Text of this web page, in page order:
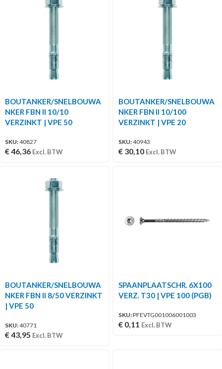
BOUTANKER/SNELBOUWA
NKER FBN II 10/10
VERZINKT | VPE 50
SKU:40827
€46,36 Excl. BTW
BOUTANKER/SNELBOUWA
NKER FBN II 10/100
VERZINKT | VPE 20
SKU:40943
€ 30,10 Excl. BTW
BOUTANKER/SNELBOUWA
NKER FBN II 8/50 VERZINKT
| VPE 50
SKU:40771
€43,95 Excl. BTW
SPAANPLAATSCHR. 6X100
VERZ. T30 | VPE 100 (PGB)
SKU:PFEVTG001006001003
€ 0,11 Excl. BTW